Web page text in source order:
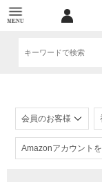
会員のお客様
Amazonアカウント